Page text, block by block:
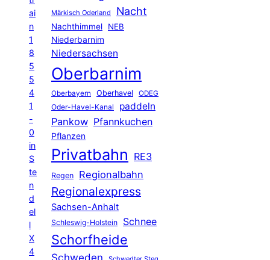
ai
n
1
8
5
5
4
1
-
0
in
S
te
n
d
el
l
X
4
Märkisch Oderland Nacht
Nachthimmel
NEB
Niederbarnim
Niedersachsen
Oberbarnim
Oberbayern Oberhavel ODEG
Oder-Havel-Kanal paddeln
Pankow Pfannkuchen
Pflanzen
Privatbahn RE3
Regen Regionalbahn
Regionalexpress
Sachsen-Anhalt
Schleswig-Holstein Schnee
Schorfheide
Schweden